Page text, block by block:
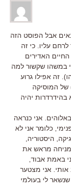
אבל הפוסט הזה
עליו. כי זה
האדירים
במשהו שקשור למה
זה אפילו גרוע
של המוסיקה
יהיה
אני כנראה
כלומר אני לא
היסטוריה,
מניחה מראש את
באמת אבוד,
אני מצטער
לי בעולמי